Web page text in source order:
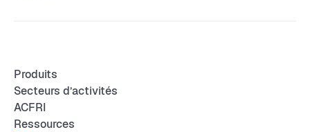
Produits
Secteurs d’activités
ACFRI
Ressources